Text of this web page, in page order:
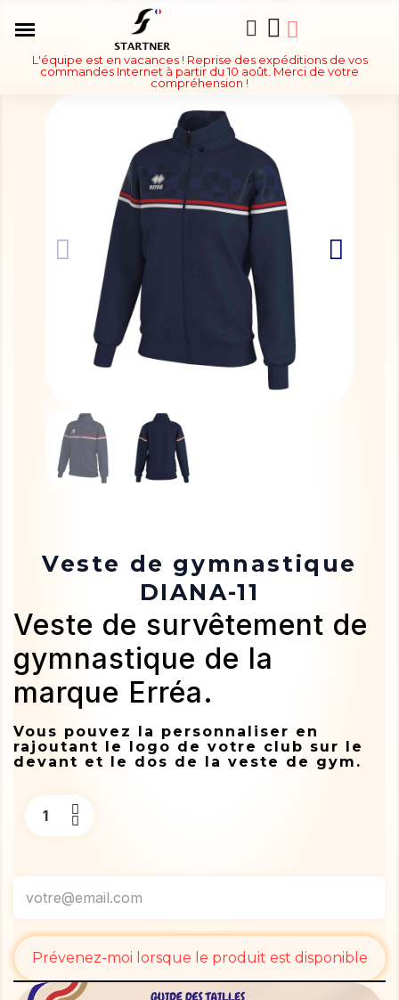
L'équipe est en vacances ! Reprise des expéditions de vos
commandes Internet à partir du 10 août. Merci de votre
compréhension !
Veste de gymnastique
DIANA-11
Veste de survêtement de
gymnastique de la
marque Erréa.
Vous pouvez la personnaliser en
rajoutant le logo de votre club sur le
devant et le dos de la veste de gym.
Prévenez-moi lorsque le produit est disponible